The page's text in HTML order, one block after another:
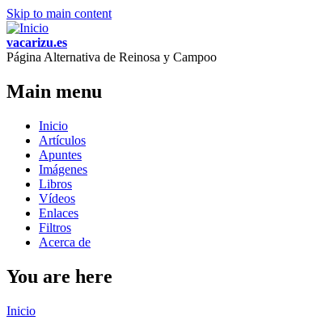
Skip to main content
vacarizu.es
Página Alternativa de Reinosa y Campoo
Main menu
Inicio
Artículos
Apuntes
Imágenes
Libros
Vídeos
Enlaces
Filtros
Acerca de
You are here
Inicio